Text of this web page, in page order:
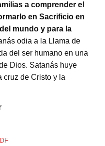
a comprender el
en Sacrificio en
mundo y para la
odia a la Llama de
del ser humano en una
Dios. Satanás huye
cruz de Cristo y la